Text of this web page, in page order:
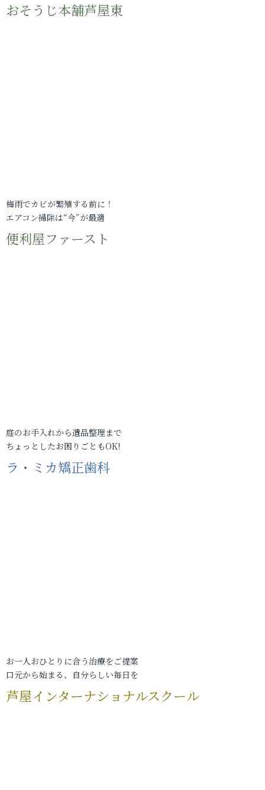
おそうじ本舗芦屋東
梅雨でカビが繁殖する前に！
エアコン掃除は“今”が最適
便利屋ファースト
庭のお手入れから遺品整理まで
ちょっとしたお困りごともOK!
ラ・ミカ矯正歯科
お一人おひとりに合う治療をご提案
口元から始まる、自分らしい毎日を
芦屋インターナショナルスクール